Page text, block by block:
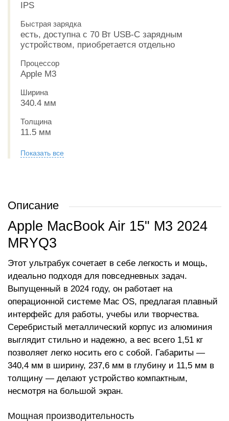
IPS
Быстрая зарядка
есть, доступна с 70 Вт USB-C зарядным
устройством, приобретается отдельно
Процессор
Apple M3
Ширина
340.4 мм
Толщина
11.5 мм
Показать все
Описание
Apple MacBook Air 15" M3 2024
MRYQ3
Этот ультрабук сочетает в себе легкость и мощь,
идеально подходя для повседневных задач.
Выпущенный в 2024 году, он работает на
операционной системе Mac OS, предлагая плавный
интерфейс для работы, учебы или творчества.
Серебристый металлический корпус из алюминия
выглядит стильно и надежно, а вес всего 1,51 кг
позволяет легко носить его с собой. Габариты —
340,4 мм в ширину, 237,6 мм в глубину и 11,5 мм в
толщину — делают устройство компактным,
несмотря на большой экран.
Мощная производительность